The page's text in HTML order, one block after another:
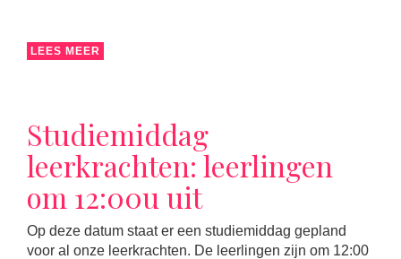
LEES MEER
Studiemiddag
leerkrachten: leerlingen
om 12:00u uit
Op deze datum staat er een studiemiddag gepland
voor al onze leerkrachten. De leerlingen zijn om 12:00